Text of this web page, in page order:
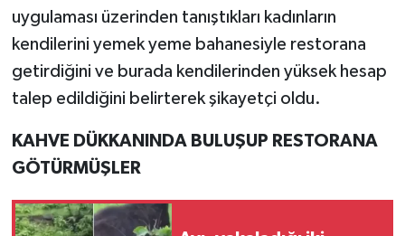
uygulaması üzerinden tanıştıkları kadınların
kendilerini yemek yeme bahanesiyle restorana
getirdiğini ve burada kendilerinden yüksek hesap
talep edildiğini belirterek şikayetçi oldu.
KAHVE DÜKKANINDA BULUŞUP RESTORANA
GÖTÜRMÜŞLER